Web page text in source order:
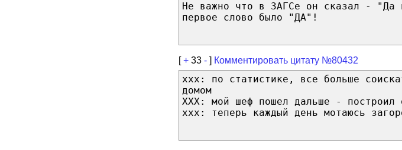
Не важно что в ЗАГСе он сказал - "Да
первое слово было "ДА"!
[+ 33 - ] Комментировать цитату №80432
ххх: по статистике, все больше
домом
ХХХ: мой шеф пошел дальше - построил
ххх: теперь каждый день мотаюсь